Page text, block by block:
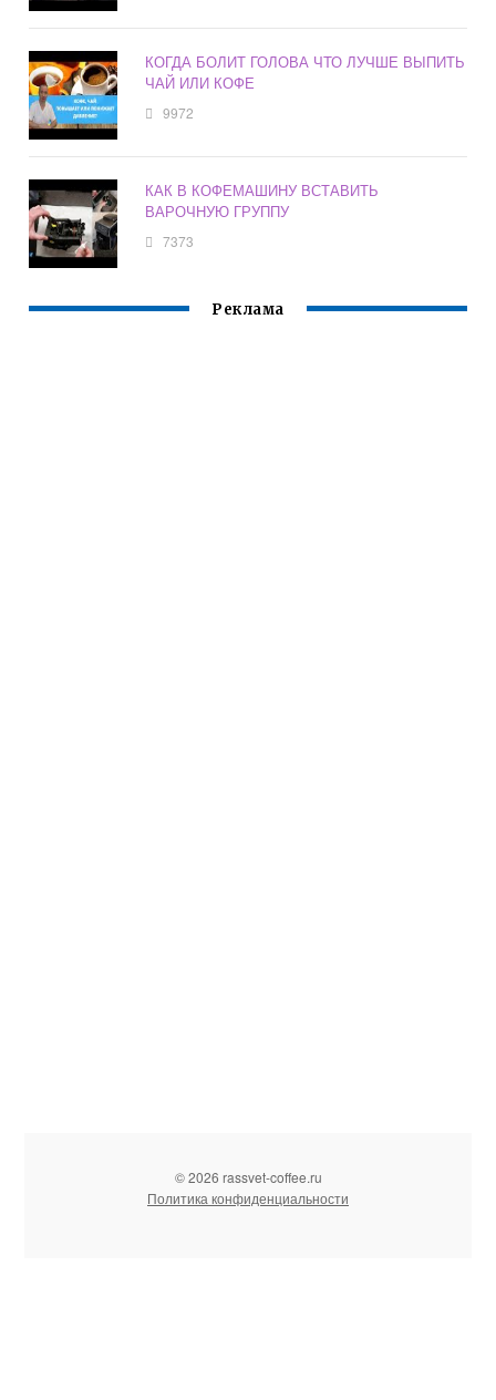
КОГДА БОЛИТ ГОЛОВА ЧТО ЛУЧШЕ ВЫПИТЬ
ЧАЙ ИЛИ КОФЕ
9972
КАК В КОФЕМАШИНУ ВСТАВИТЬ
ВАРОЧНУЮ ГРУППУ
7373
Реклама
© 2026 rassvet-coffee.ru
Политика конфиденциальности